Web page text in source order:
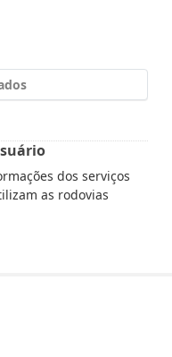
dos serviços
as rodovias